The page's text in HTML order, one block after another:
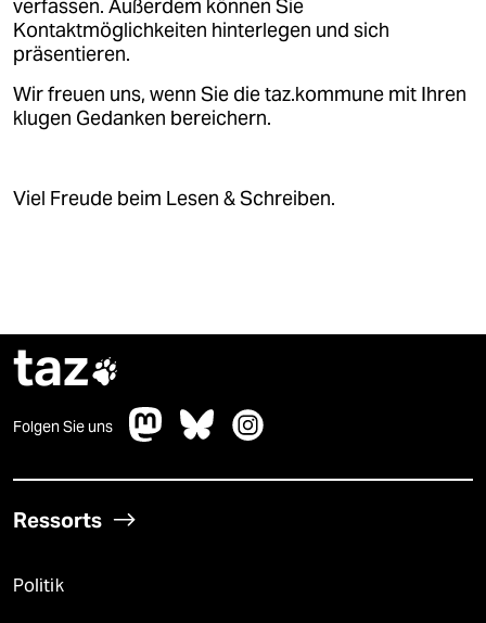
verfassen. Außerdem können Sie
Kontaktmöglichkeiten hinterlegen und sich
präsentieren.
Wir freuen uns, wenn Sie die taz.kommune mit Ihren
klugen Gedanken bereichern.
Viel Freude beim Lesen & Schreiben.
taz
Folgen Sie uns
Ressorts
Politik